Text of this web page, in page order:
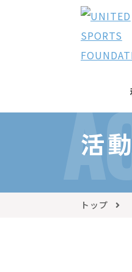
活
トップ